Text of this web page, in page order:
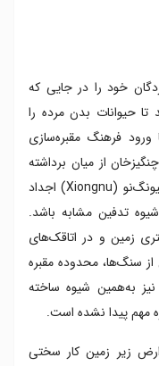
خود را در جایی که
تا حیوانات بدن مرده را
فرهنگ مقبره‌سازی
از میان برداشته
شد. محققان مغولی معتقدند که سلسله شیونگ‌نو (Xiongnu) اجداد
تدفین مشابه باشد.
شیونگ‌نو در عمق بیش از ۲۰ متری زمین و در اتاقک‌های
سنگ‌ها، محدوده مقبره
به‌همین شیوه ساخته
مهم پیدا نشده است.
زیر زمین کار سختی